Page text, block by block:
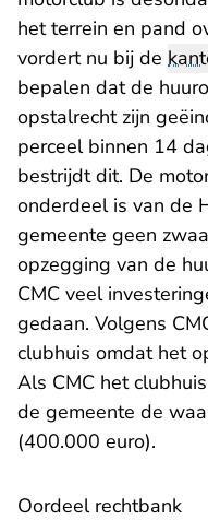
het terrein en pand
vordert nu bij de
bepalen dat de
opstalrecht zijn
perceel binnen 14
bestrijdt dit. De
onderdeel is van de
gemeente geen
opzegging van de
CMC veel
gedaan. Volgens
clubhuis omdat het
Als CMC het
de gemeente de
(400.000 euro).
Oordeel rechtbank